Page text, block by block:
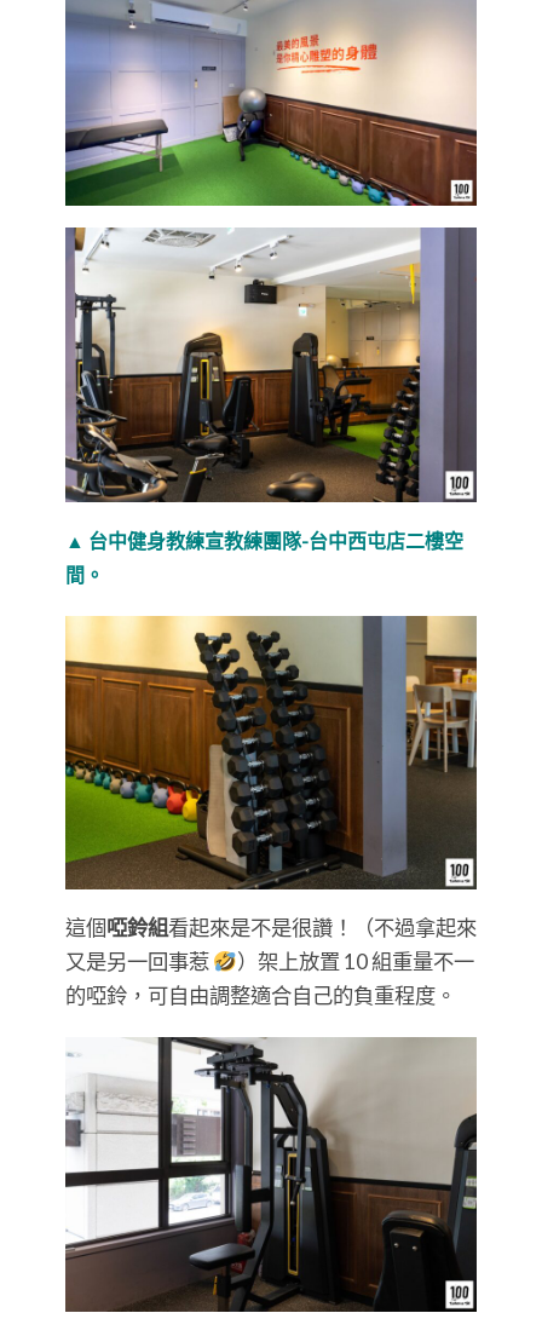
▲ 台中健身教練宣教練團隊-台中西屯店二樓空
間。
這個啞鈴組看起來是不是很讚！（不過拿起來
又是另一回事惹
）架上放置 10 組重量不一
的啞鈴，可自由調整適合自己的負重程度。